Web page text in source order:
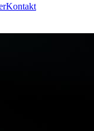
Kontakt